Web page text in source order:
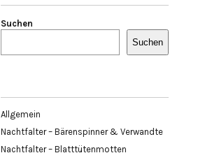
Suchen
Suchen
Allgemein
Nachtfalter – Bärenspinner & Verwandte
Nachtfalter – Blatttütenmotten